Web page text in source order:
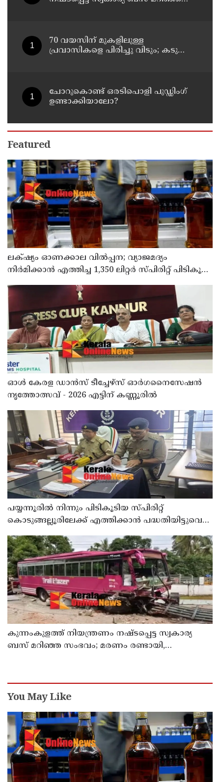
70 വയസിന് മുകളിലുള്ള
പ്രവാസികളെ പിരിച്ചു വിടും; കടുത്ത
ചോറുകൊണ്ട് ഒരടിപൊളി പുഡ്ഡിംഗ്
ഉണ്ടാക്കിയാലോ?
Featured
ലക്‌ഷ്യം ഓണക്കാല വിൽപ്പന; വ്യാജമദ്യം
നിർമിക്കാൻ എത്തിച്ച 1,350 ലിറ്റർ സ്പിരിറ്റ് പിടികൂടി;
ഓൾ കേരള ഡാൻസ് ടീച്ചേഴ്സ് ഓർഗനൈസേഷൻ
നൃത്തോത്സവ് - 2026 എട്ടിന് കണ്ണൂരിൽ
പയ്യന്നൂരിൽ നിന്നും പിടികൂടിയ സ്പിരിറ്റ്
കൊടുങ്ങല്ലൂരിലേക്ക് എത്തിക്കാൻ പദ്ധതിയിട്ടുവെന്ന്
കുന്നംകുളത്ത് നിയന്ത്രണം നഷ്ടപ്പെട്ട സ്വകാര്യ
ബസ് മറിഞ്ഞ സംഭവം; മരണം രണ്ടായി,
You May Like